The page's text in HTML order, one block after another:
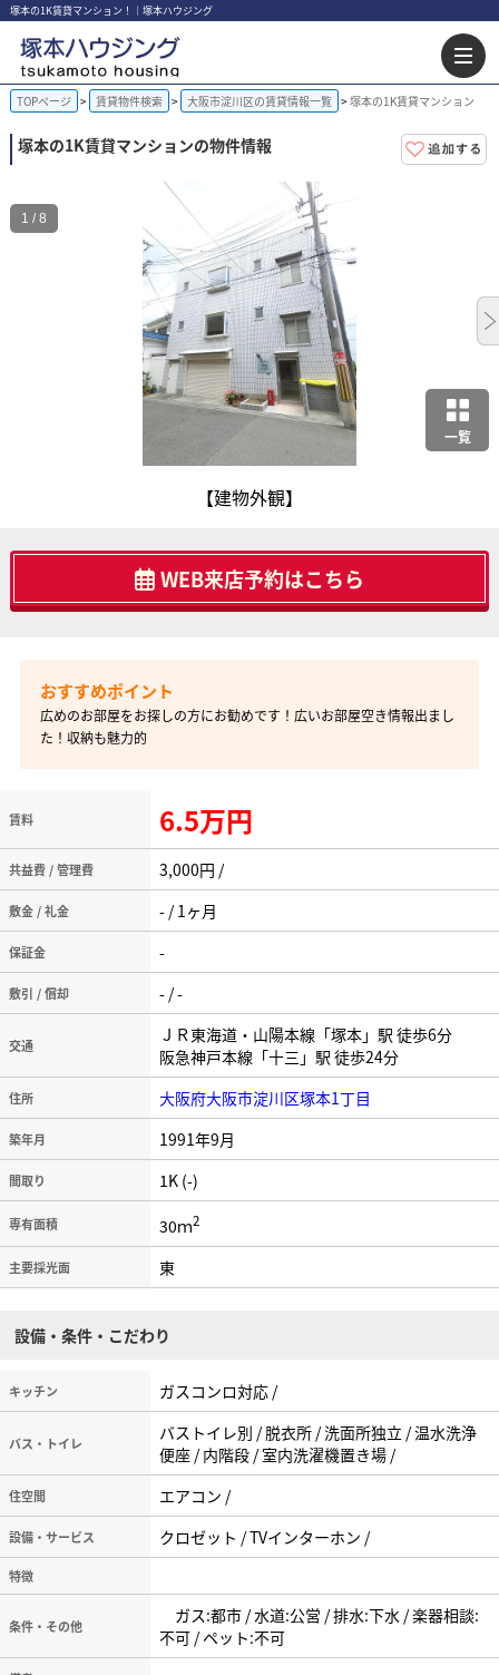
塚本の1K賃貸マンション！｜塚本ハウジング
TOPページ 賃貸物件検索 大阪市淀川区の賃貸情報一覧 塚本の1K賃貸マンション
塚本の1K賃貸マンションの物件情報
一覧
【建物外観】
1 / 8
WEB来店予約はこちら
広めのお部屋をお探しの方にお勧めです！広いお部屋空き情報出まし
た！収納も魅力的
賃料 6.5万円
共益費 / 管理費 3,000円 /
敷金 / 礼金 - / 1ヶ月
保証金 -
敷引 / 償却 - / -
交通
ＪＲ東海道・山陽本線「塚本」駅 徒歩6分
阪急神戸本線「十三」駅 徒歩24分
住所 大阪府大阪市淀川区塚本1丁目
築年月 1991年9月
間取り 1K (-)
専有面積 30ｍ2
主要採光面 東
設備・条件・こだわり
キッチン ガスコンロ対応 /
バス・トイレ
バストイレ別 / 脱衣所 / 洗面所独立 / 温水洗浄
便座 / 内階段 / 室内洗濯機置き場 /
住空間 エアコン /
設備・サービス クロゼット / TVインターホン /
特徴
条件・その他
ガス:都市 / 水道:公営 / 排水:下水 / 楽器相談:
不可 / ペット:不可